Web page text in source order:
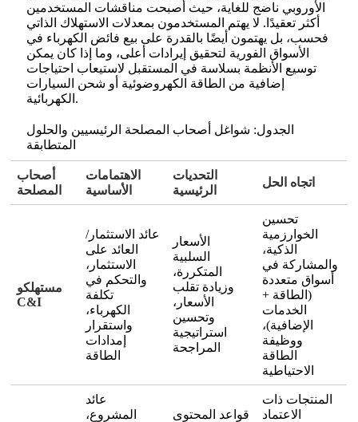
الأوروبي ناضج للغاية، حيث أصبحت مناقشات المستخدمين
أكثر تعقيدًا. لا يهتم المستخدمون بمعدلات الاستهلاك الذاتي
فحسب، بل يهتمون أيضًا بالقدرة على بيع فائض الكهرباء في
الأسواق الفورية لتحقيق إيرادات أعلى، وما إذا كان يمكن
توسيع الأنظمة بسلاسة في المستقبل لاستيعاب احتياجات
إضافية من الطاقة الكهروضوئية أو شحن السيارات
الكهربائية.
الجدول: شواغل أصحاب المصلحة الرئيسيين والحلول
المتطابقة
أصحاب
المصلحة
الاهتمامات
الأساسية
التحديات
الرئيسية
اتجاه الحل
مستهلكو
C&I
عائد الاستثمار/
العائد على
الاستثمار،
والتحكم في
تكلفة
الكهرباء،
واستقرار
إمدادات
الطاقة
الأسعار
السلبية
المتكررة،
وزيادة تقلب
الأسعار،
وتحسين
استراتيجية
المراجحة
تحسين
الخوارزمية
الذكية،
والمشاركة في
أسواق متعددة
(الطاقة +
الخدمات
الإضافية)،
ووظيفة
الطاقة
الاحتياطية
عائد
المشروع،
قواعد المحتوى
المنتجات ذات
الاعتماد